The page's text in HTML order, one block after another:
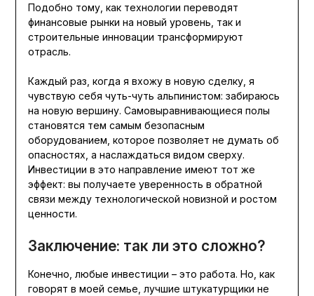
Подобно тому, как технологии переводят
финансовые рынки на новый уровень, так и
строительные инновации трансформируют
отрасль.
Каждый раз, когда я вхожу в новую сделку, я
чувствую себя чуть-чуть альпинистом: забираюсь
на новую вершину. Самовыравнивающиеся полы
становятся тем самым безопасным
оборудованием, которое позволяет не думать об
опасностях, а наслаждаться видом сверху.
Инвестиции в это направление имеют тот же
эффект: вы получаете уверенность в обратной
связи между технологической новизной и ростом
ценности.
Заключение: так ли это сложно?
Конечно, любые инвестиции – это работа. Но, как
говорят в моей семье, лучшие штукатурщики не